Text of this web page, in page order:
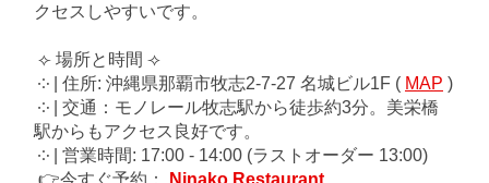
クセスしやすいです。
⟣ 場所と時間 ⟢
༶ | 住所: 沖縄県那覇市牧志2-7-27 名城ビル1F ( MAP )
༶ | 交通：モノレール牧志駅から徒歩約3分。美栄橋
駅からもアクセス良好です。
༶ | 営業時間: 17:00 - 14:00 (ラストオーダー 13:00)
👉今すぐ予約：
Ninako Restaurant